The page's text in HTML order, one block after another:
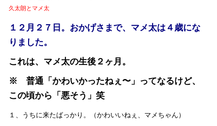
久太朗とマメ太
１２月２７日。おかげさまで、マメ太は４歳にな
りました。
これは、マメ太の生後２ヶ月。
※ 普通「かわいかったねぇ〜」ってなるけど、
この頃から「悪そう」笑
１、うちに来たばっかり。（かわいいねぇ、マメちゃん）